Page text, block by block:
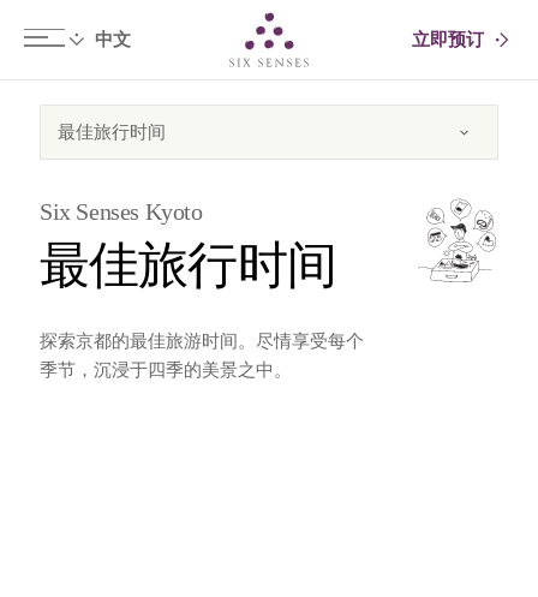
立即预订
Six Senses Kyoto
最佳旅行时间
探索京都的最佳旅游时间。尽情享受每个
季节，沉浸于四季的美景之中。